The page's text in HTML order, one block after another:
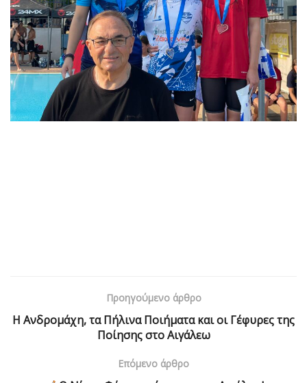
Προηγούμενο άρθρο
Η Ανδρομάχη, τα Πήλινα Ποιήματα και οι Γέφυρες της
Ποίησης στο Αιγάλεω
Επόμενο άρθρο